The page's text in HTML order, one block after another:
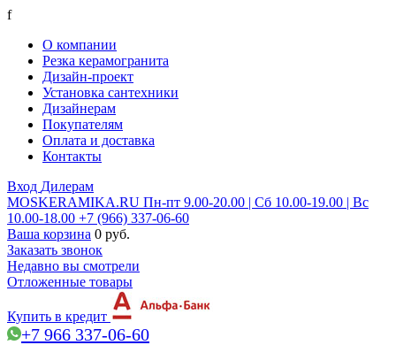
f
О компании
Резка керамогранита
Дизайн-проект
Установка сантехники
Дизайнерам
Покупателям
Оплата и доставка
Контакты
Вход Дилерам
MOSKERAMIKA.RU Пн-пт 9.00-20.00 | Сб 10.00-19.00 | Вс
10.00-18.00 +7 (966) 337-06-60
Ваша корзина 0 руб.
Заказать звонок
Недавно вы смотрели
Отложенные товары
Купить в кредит
+7 966 337-06-60